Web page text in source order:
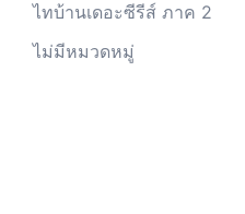
ไทบ้านเดอะซีรีส์ ภาค 2
ไม่มีหมวดหมู่